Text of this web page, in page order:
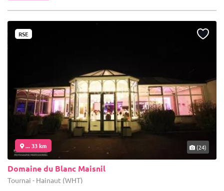
RSE
... 33 km (24)
Domaine du Blanc Maisnil
Tournai - Hainaut (WHT)